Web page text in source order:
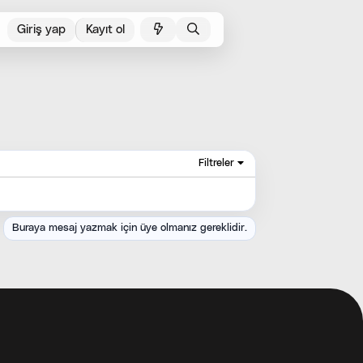
Giriş yap Kayıt ol
Filtreler
Buraya mesaj yazmak için üye olmanız gereklidir.